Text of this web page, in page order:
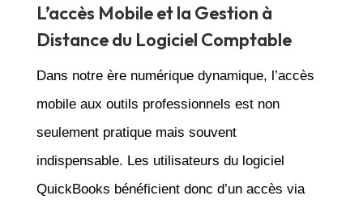
L’accès Mobile et la Gestion à
Distance du Logiciel Comptable
Dans notre ère numérique dynamique, l’accès
mobile aux outils professionnels est non
seulement pratique mais souvent
indispensable. Les utilisateurs du logiciel
QuickBooks bénéficient donc d’un accès via